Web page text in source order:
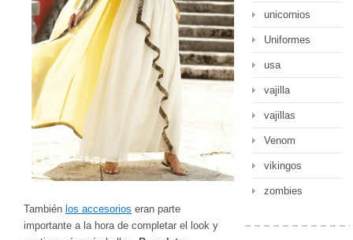
También los accesorios eran parte
importante a la hora de completar el look y
unicornios
Uniformes
usa
vajilla
vajillas
Venom
vikingos
zombies